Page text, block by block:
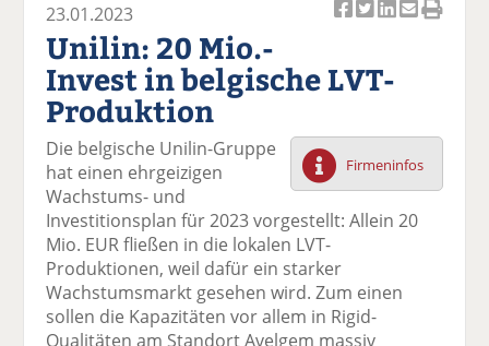
k
uf
F
ac
e
o
o
k
k
wi
tt
er
n
k
uf
Li
n
k
n
er
E
m
ai
er
ck
e
23.01.2023
Unilin: 20 Mio.-
Invest in belgische LVT-
Produktion
Firmeninfos
Die belgische Unilin-Gruppe
hat einen ehrgeizigen
Wachstums- und
Investitionsplan für 2023 vorgestellt: Allein 20
Mio. EUR fließen in die lokalen LVT-
Produktionen, weil dafür ein starker
Wachstumsmarkt gesehen wird. Zum einen
sollen die Kapazitäten vor allem in Rigid-
Qualitäten am Standort Avelgem massiv